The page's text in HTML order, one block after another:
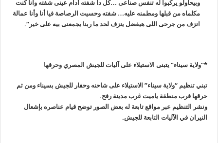
وبيحاولو يركبوا له تنفس صناعى …كل دا شفته أدام عينى شفته وانا كنت
مكلماه من قبلها ومطمنه عليه… شفته وحسيت الرصاصة فيا أنا وأنا عمالة
انزف من جرحى اللى هيفضل ينزف لحد ما ربنا يجمعنى بيه على خير“.
*
“ولاية سيناء” يتبنى الاستيلاء على آليات للجيش المصري وحرقها
تبني تنظيم “ولاية سيناء” الاستيلاء على شاحنه وحفار للجيش بسيناء ومن ثم
حرقها قرب منطقة ياميت غرب مدينة رفح.
ونشر التنظيم عبر مواقع تابعة له بعض الصور توضح قيام عناصره بإشعال
النيران في الآليات التابعة للجيش.